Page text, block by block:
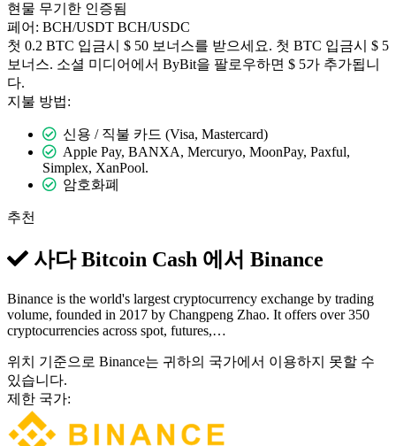
현물 무기한 인증됨
페어: BCH/USDT BCH/USDC
첫 0.2 BTC 입금시 $ 50 보너스를 받으세요. 첫 BTC 입금시 $ 5
보너스. 소셜 미디어에서 ByBit을 팔로우하면 $ 5가 추가됩니
다.
지불 방법:
신용 / 직불 카드 (Visa, Mastercard)
Apple Pay, BANXA, Mercuryo, MoonPay, Paxful,
Simplex, XanPool.
암호화폐
추천
사다 Bitcoin Cash 에서 Binance
Binance is the world's largest cryptocurrency exchange by trading
volume, founded in 2017 by Changpeng Zhao. It offers over 350
cryptocurrencies across spot, futures,…
위치 기준으로 Binance는 귀하의 국가에서 이용하지 못할 수
있습니다.
제한 국가: